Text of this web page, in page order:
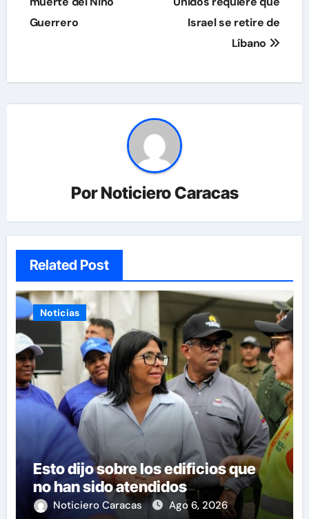
Guerrero
Israel se retire de
Líbano
PorNoticiero Caracas
Related Post
Noticias
Esto dijo sobre los edificios que
no han sido atendidos
Noticiero Caracas Ago 6, 2026